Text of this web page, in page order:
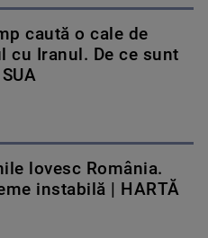
caută o cale de
cu Iranul. De ce sunt
lovesc România.
instabilă | HARTĂ